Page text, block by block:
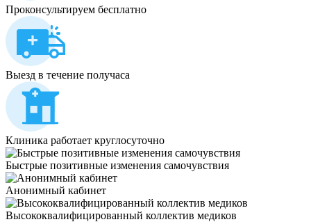
Проконсультируем бесплатно
Выезд в течение получаса
Клиника работает круглосуточно
Быстрые позитивные изменения самочувствия
Анонимный кабинет
Высококвалифицированный коллектив медиков